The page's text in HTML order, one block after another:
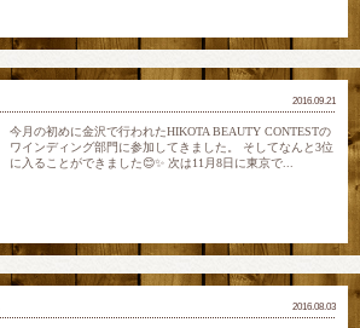
2016.09.21
今月の初めに金沢で行われたHIKOTA BEAUTY CONTESTの
ワインディング部門に参加してきました。 そしてなんと3位
に入ることができました😊✨ 次は11月8日に東京で...
2016.08.03